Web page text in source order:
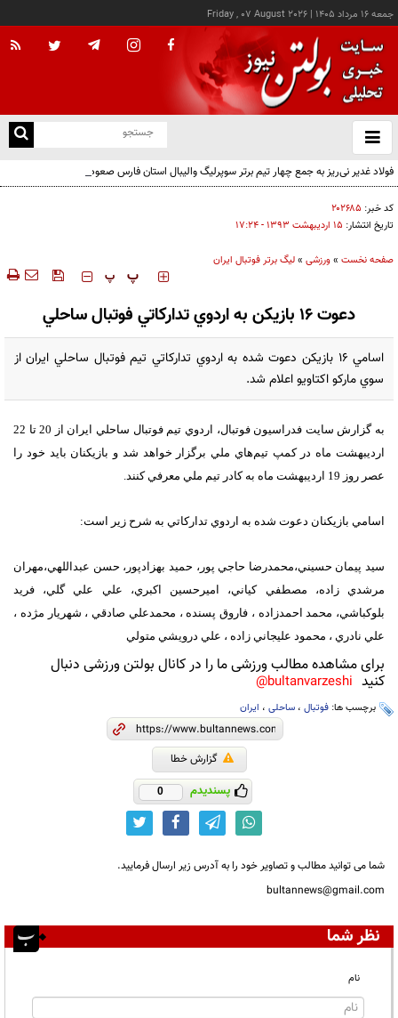
جمعه ۱۶ مرداد ۱۴۰۵ |
Friday , 07 August 2026
باز
و
فولاد غدیر نی‌ریز به جمع چهار تیم برتر سوپرلیگ والیبال استان فارس صعود کرد
کد خبر: ۲۰۲۶۸۵
تاریخ انتشار: ۱۵ ارديبهشت ۱۳۹۳ - ۱۷:۲۴
صفحه نخست »ورزشی »لیگ برتر فوتبال ایران
‍‍‍ پ پ
دعوت 16 بازيکن به اردوي تدارکاتي فوتبال ساحلي
اسامي 16 بازيکن دعوت شده به اردوي تدارکاتي تيم فوتبال ساحلي ايران از
سوي مارکو اکتاويو اعلام شد.
به گزارش سايت فدراسيون فوتبال، اردوي تيم فوتبال ساحلي ايران از 20 تا 22
ارديبهشت ماه در کمپ تيم‌هاي ملي برگزار خواهد شد و بازيکنان بايد خود را
عصر روز 19 ارديبهشت ماه به کادر تيم ملي معرفي کنند.
اسامي بازيکنان دعوت شده به اردوي تدارکاتي به شرح زير است:
سيد پيمان حسيني،محمدرضا حاجي پور، حميد بهزادپور، حسن عبداللهي،مهران
مرشدي زاده، مصطفي کياني، اميرحسين اکبري، علي علي گلي، فريد
بلوکباشي، محمد احمدزاده ، فاروق پسنده ، محمدعلي صادقي ، شهريار مژده ،
علي نادري ، محمود عليجاني زاده ، علي درويشي متولي
برای مشاهده مطالب ورزشی ما را در کانال بولتن ورزشی دنبال
کنید bultanvarzeshi@
برچسب ها: فوتبال ، ساحلی ، ایران
گزارش خطا
پسندیدم 0
شما می توانید مطالب و تصاویر خود را به آدرس زیر ارسال فرمایید.
bultannews@gmail.com
نظر شما
نام